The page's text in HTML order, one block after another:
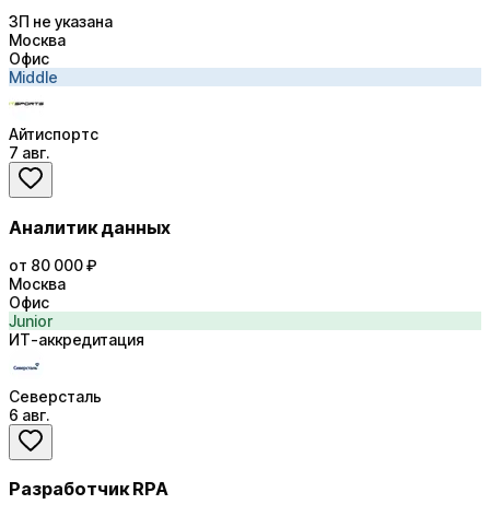
ЗП не указана
Москва
Офис
Middle
Айтиспортс
7 авг.
Аналитик данных
от 80 000 ₽
Москва
Офис
Junior
ИТ-аккредитация
Северсталь
6 авг.
Разработчик RPA